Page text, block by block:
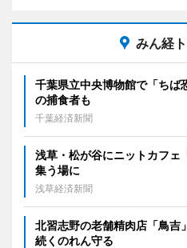
みん経
千葉県立中央博物館で「ち
の捕食者も
千葉経済新聞
浅草・松が谷にニットカフ
集う場に
浅草経済新聞
北習志野の老舗精肉店「鳥
続くのれん守る